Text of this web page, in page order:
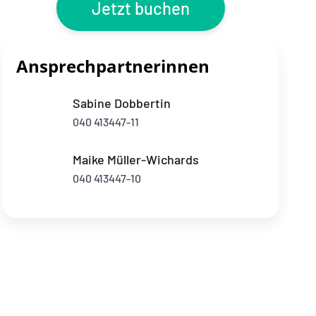
Jetzt buchen
Ansprechpartnerinnen
Sabine Dobbertin
040 413447-11
Maike Müller-Wichards
040 413447-10